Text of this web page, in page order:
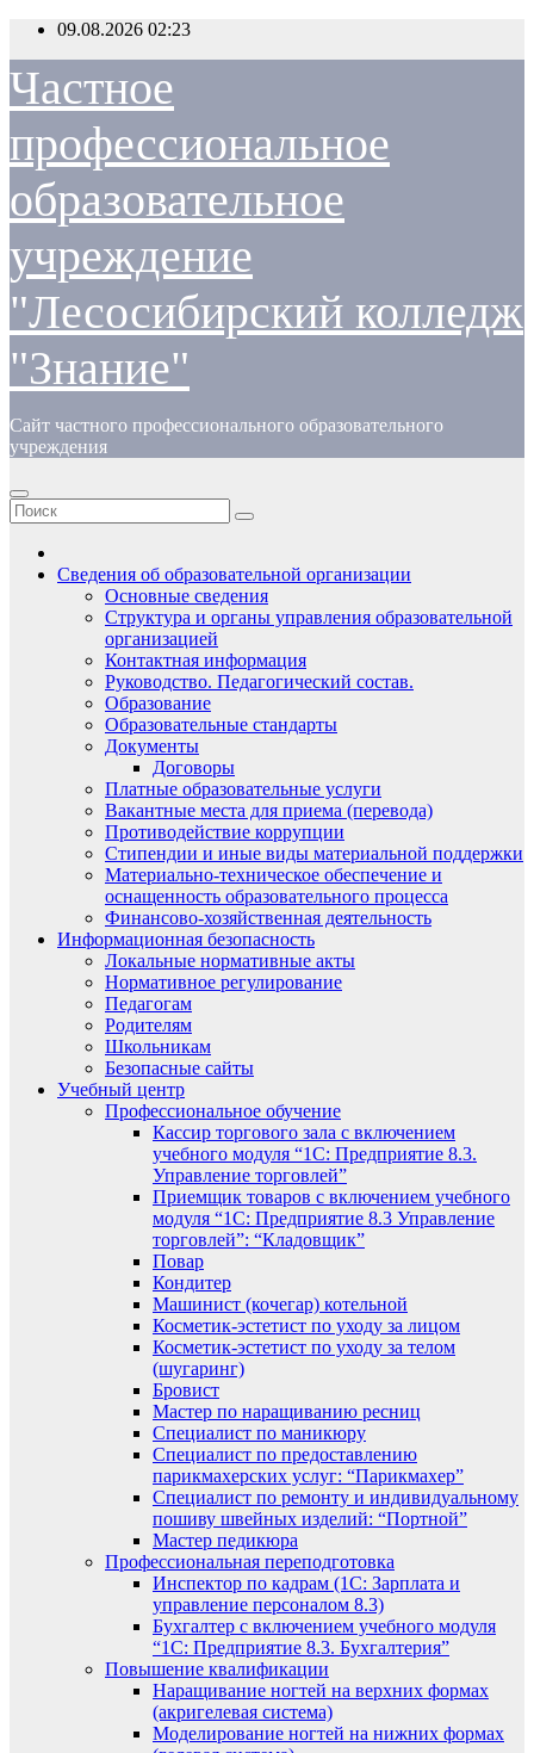
Перейти
содержимому
09.08.2026 02:23
Частное
профессиональное
образовательное
учреждение
"Лесосибирский колледж
"Знание"
Сайт частного профессионального образовательного
учреждения
Сведения об образовательной организации
Основные сведения
Структура и органы управления образовательной
организацией
Контактная информация
Руководство. Педагогический состав.
Образование
Образовательные стандарты
Документы
Договоры
Платные образовательные услуги
Вакантные места для приема (перевода)
Противодействие коррупции
Стипендии и иные виды материальной поддержки
Материально-техническое обеспечение и
оснащенность образовательного процесса
Финансово-хозяйственная деятельность
Информационная безопасность
Локальные нормативные акты
Нормативное регулирование
Педагогам
Родителям
Школьникам
Безопасные сайты
Учебный центр
Профессиональное обучение
Кассир торгового зала с включением
учебного модуля “1С: Предприятие 8.3.
Управление торговлей”
Приемщик товаров с включением учебного
модуля “1С: Предприятие 8.3 Управление
торговлей”: “Кладовщик”
Повар
Кондитер
Машинист (кочегар) котельной
Косметик-эстетист по уходу за лицом
Косметик-эстетист по уходу за телом
(шугаринг)
Бровист
Мастер по наращиванию ресниц
Специалист по маникюру
Специалист по предоставлению
парикмахерских услуг: “Парикмахер”
Специалист по ремонту и индивидуальному
пошиву швейных изделий: “Портной”
Мастер педикюра
Профессиональная переподготовка
Инспектор по кадрам (1С: Зарплата и
управление персоналом 8.3)
Бухгалтер с включением учебного модуля
“1С: Предприятие 8.3. Бухгалтерия”
Повышение квалификации
Наращивание ногтей на верхних формах
(акригелевая система)
Моделирование ногтей на нижних формах